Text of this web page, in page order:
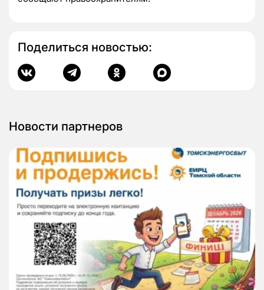
Поделиться новостью:
Новости партнеров